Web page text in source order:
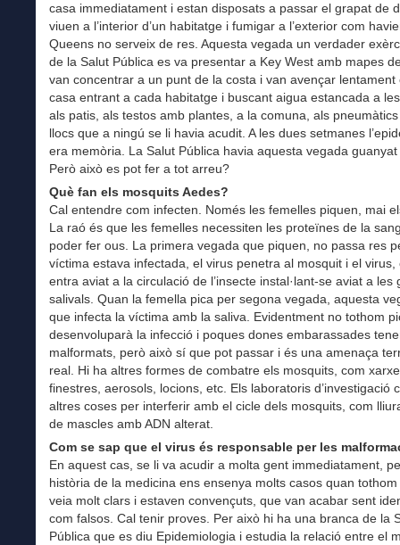
casa immediatament i estan disposats a passar el grapat de
viuen a l’interior d’un habitatge i fumigar a l’exterior com
Queens no serveix de res. Aquesta vegada un verdader
de la Salut Pública es va presentar a Key West amb mapes
van concentrar a un punt de la costa i van avençar lentament
casa entrant a cada habitatge i buscant aigua estancada a
als patis, als testos amb plantes, a la comuna, als
llocs que a ningú se li havia acudit. A les dues setmanes
era memòria. La Salut Pública havia aquesta vegada
Però això es pot fer a tot arreu?
Què fan els mosquits Aedes?
Cal entendre com infecten. Només les femelles piquen, mai
La raó és que les femelles necessiten les proteïnes de la
poder fer ous. La primera vegada que piquen, no passa res
víctima estava infectada, el virus penetra al mosquit i el virus,
entra aviat a la circulació de l’insecte instal·lant-se aviat a les
salivals. Quan la femella pica per segona vegada, aquesta
que infecta la víctima amb la saliva. Evidentment no tothom
desenvoluparà la infecció i poques dones embarassades
malformats, però això sí que pot passar i és una amenaça
real. Hi ha altres formes de combatre els mosquits, com
finestres, aerosols, locions, etc. Els laboratoris d’investigació
altres coses per interferir amb el cicle dels mosquits, com
de mascles amb ADN alterat.
Com se sap que el virus és responsable per les
En aquest cas, se li va acudir a molta gent immediatament,
història de la medicina ens ensenya molts casos quan
veia molt clars i estaven convençuts, que van acabar sent
com falsos. Cal tenir proves. Per això hi ha una branca de la
Pública que es diu Epidemiologia i estudia la relació entre el